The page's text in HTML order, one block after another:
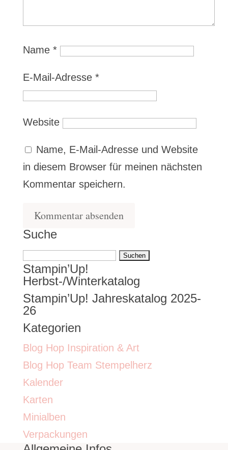
Name *
E-Mail-Adresse *
Website
Name, E-Mail-Adresse und Website
in diesem Browser für meinen nächsten
Kommentar speichern.
Suche
Suchen
nach:
Stampin’Up!
Herbst-/Winterkatalog
Stampin’Up! Jahreskatalog 2025-
26
Kategorien
Blog Hop Inspiration & Art
Blog Hop Team Stempelherz
Kalender
Karten
Minialben
Verpackungen